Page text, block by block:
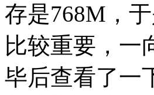
存是768M，
比较重要，一
毕后查看了一